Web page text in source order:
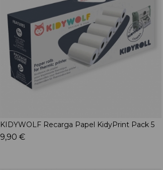
KIDYWOLF Recarga Papel KidyPrint Pack 5
9,90 €